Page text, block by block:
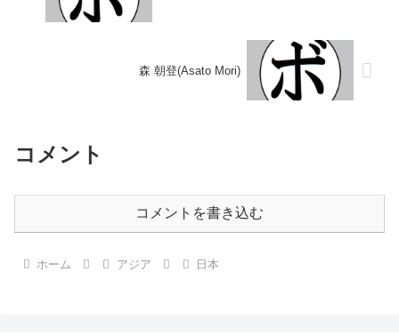
森 朝登(Asato Mori)
コメント
コメントを書き込む
ホーム アジア 日本